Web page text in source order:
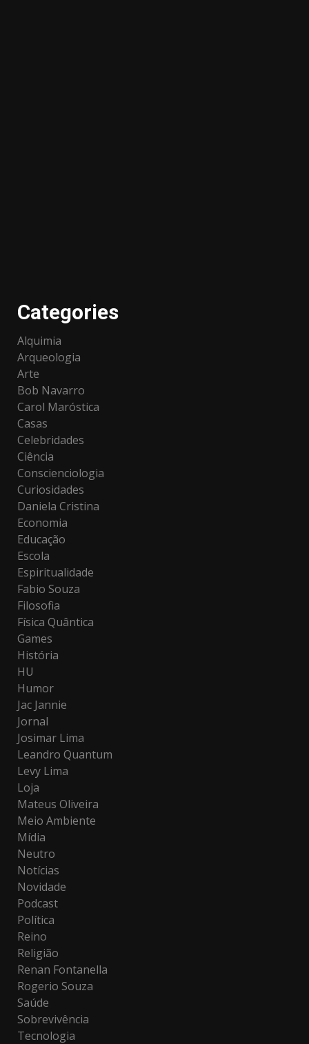
Categories
Alquimia
Arqueologia
Arte
Bob Navarro
Carol Maróstica
Casas
Celebridades
Ciência
Conscienciologia
Curiosidades
Daniela Cristina
Economia
Educação
Escola
Espiritualidade
Fabio Souza
Filosofia
Física Quântica
Games
História
HU
Humor
Jac Jannie
Jornal
Josimar Lima
Leandro Quantum
Levy Lima
Loja
Mateus Oliveira
Meio Ambiente
Mídia
Neutro
Notícias
Novidade
Podcast
Política
Reino
Religião
Renan Fontanella
Rogerio Souza
Saúde
Sobrevivência
Tecnologia